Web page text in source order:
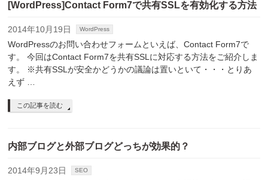
[WordPress]Contact Form7で共有SSLを有効化する方法
2014年10月19日 WordPress
WordPressのお問い合わせフォームといえば、Contact Form7で
す。 今回はContact Form7を共有SSLに対応する方法をご紹介しま
す。 ※共有SSLが安全かどうかの議論は置いといて・・・とりあ
えず …
この記事を読む
内部ブログと外部ブログどっちが効果的？
2014年9月23日 SEO